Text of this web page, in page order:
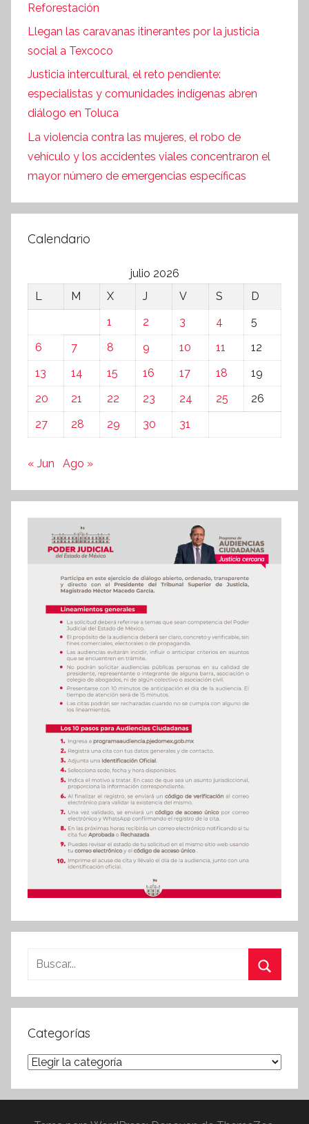
Reforestación
Llegan las caravanas itinerantes por la justicia
social a Texcoco
Justicia intercultural, el reto pendiente:
especialistas y comunidades indígenas abren
diálogo en Toluca
La violencia contra las mujeres, el robo de
vehículo y los accidentes viales concentraron el
mayor número de emergencias específicas
Calendario
julio 2026
L
M X J V S
D
1
2 3 4
5
6
7 8 9 10 11
12
13
14 15 16 17 18
19
20
21 22 23 24 25
26
27
28 29 30 31
« Jun Ago »
Buscar:
Categorías
Categorías